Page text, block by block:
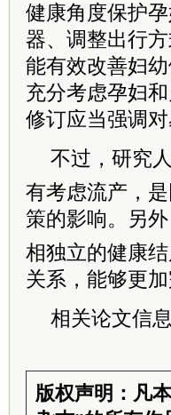
健康角度保护
器、调整出行
能有效改善妇
充分考虑孕妇
修订应当强调对
不过，研究
有考虑流产，
策的影响。另
相独立的健康
关系，能够更
相关论文信
版权声明：凡